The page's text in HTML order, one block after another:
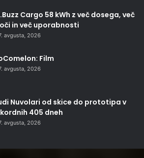
Cargo 58 kWh z več dosega, več
in več uporabnosti
avgusta, 2026
Film
avgusta, 2026
Nuvolari od skice do prototipa v
405 dneh
avgusta, 2026